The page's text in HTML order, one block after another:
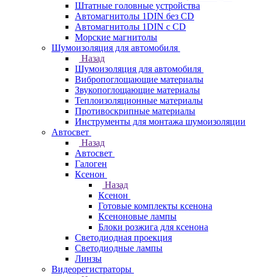
Штатные головные устройства
Автомагнитолы 1DIN без CD
Автомагнитолы 1DIN с CD
Морские магнитолы
Шумоизоляция для автомобиля
Назад
Шумоизоляция для автомобиля
Вибропоглощающие материалы
Звукопоглощающие материалы
Теплоизоляционные материалы
Противоскрипные материалы
Инструменты для монтажа шумоизоляции
Автосвет
Назад
Автосвет
Галоген
Ксенон
Назад
Ксенон
Готовые комплекты ксенона
Ксеноновые лампы
Блоки розжига для ксенона
Светодиодная проекция
Светодиодные лампы
Линзы
Видеорегистраторы